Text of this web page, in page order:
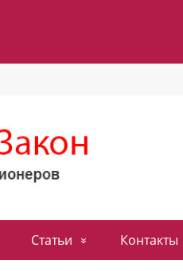
Статьи Контакты